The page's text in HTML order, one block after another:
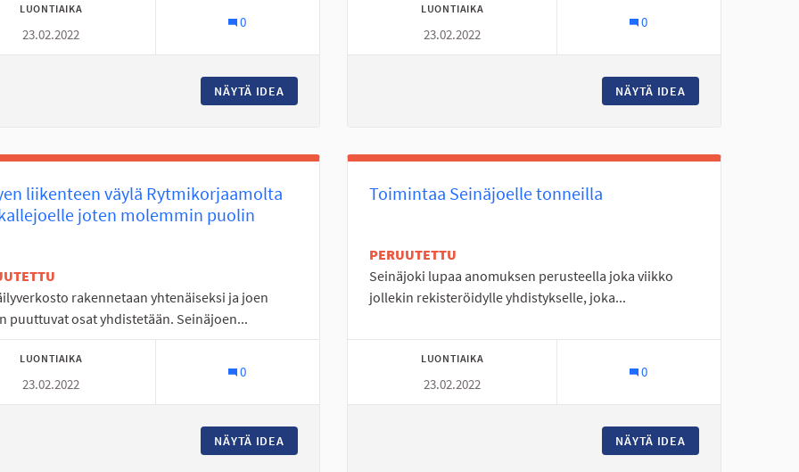
LUONTIAIKA
23.02.2022
0
NÄYTÄ IDEA
LUONTIAIKA
23.02.2022
0
NÄYTÄ IDEA
liikenteen väylä Rytmikorjaamolta
joten molemmin puolin
rakennetaan yhtenäiseksi ja joen
puuttuvat osat yhdistetään. Seinäjoen...
LUONTIAIKA
23.02.2022
0
NÄYTÄ IDEA KEVYEN LIIKENTEEN VÄYLÄ RYTMIKORJAAMOLTA SOUKALLEJOELLE JOTEN MOLEMMIN
Toimintaa Seinäjoelle tonneilla
PERUUTETTU
Seinäjoki lupaa anomuksen perusteella joka viikko
jollekin rekisteröidylle yhdistykselle, joka...
LUONTIAIKA
23.02.2022
0
NÄYTÄ IDEA